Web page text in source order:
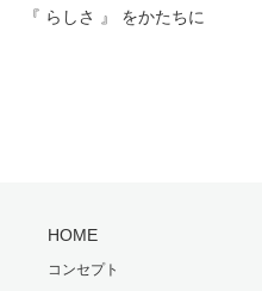
『 らしさ 』 をかたちに
HOME
コンセプト